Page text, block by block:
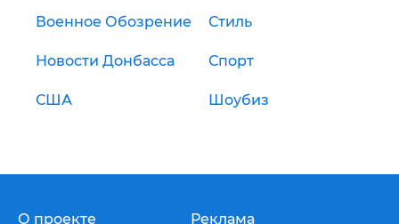
Военное Обозрение Стиль
Новости Донбасса Спорт
США Шоубиз
О проекте Реклама